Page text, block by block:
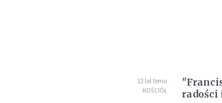
12 lat temu
KOŚCIÓŁ